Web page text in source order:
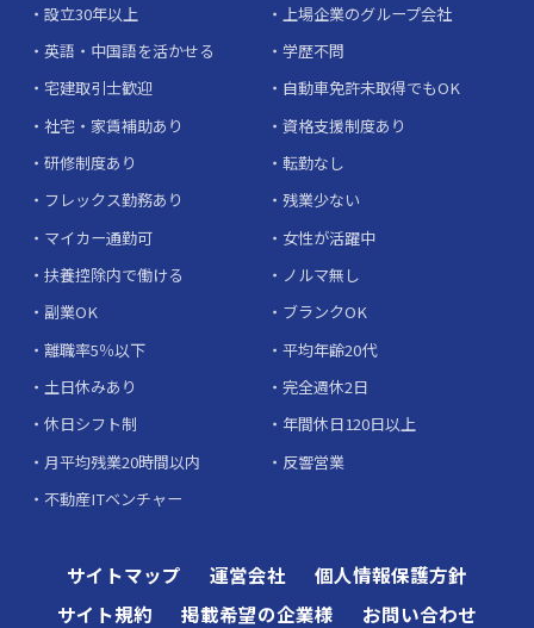
設立30年以上
上場企業のグループ会社
英語・中国語を活かせる
学歴不問
宅建取引士歓迎
自動車免許未取得でもOK
社宅・家賃補助あり
資格支援制度あり
研修制度あり
転勤なし
フレックス勤務あり
残業少ない
マイカー通勤可
女性が活躍中
扶養控除内で働ける
ノルマ無し
副業OK
ブランクOK
離職率5％以下
平均年齢20代
土日休みあり
完全週休2日
休日シフト制
年間休日120日以上
月平均残業20時間以内
反響営業
不動産ITベンチャー
サイトマップ 運営会社
個人情報保護方針
サイト規約
掲載希望の企業様 お問い合わせ